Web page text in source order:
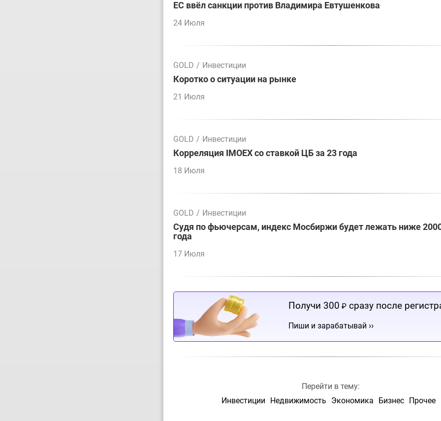
ЕС ввёл санкции против Владимира Евтушенкова
24 Июля
GOLD / Инвестиции
Коротко о ситуации на рынке
21 Июля
GOLD / Инвестиции
Корреляция IMOEX со ставкой ЦБ за 23 года
18 Июля
GOLD / Инвестиции
Судя по фьючерсам, индекс Мосбиржи будет лежать ниже
года
17 Июля
Получи 300 ₽ сразу после
Пиши и зарабатывай ››
Перейти в тему:
Инвестиции
Недвижимость Экономика Бизнес Прочее